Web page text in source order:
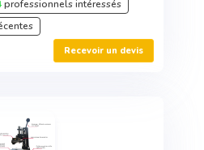
professionnels intéressés
Recevoir un devis